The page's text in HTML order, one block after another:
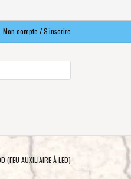
Mon compte / S'inscrire
sélectionner
(FEU AUXILIAIRE À LED)